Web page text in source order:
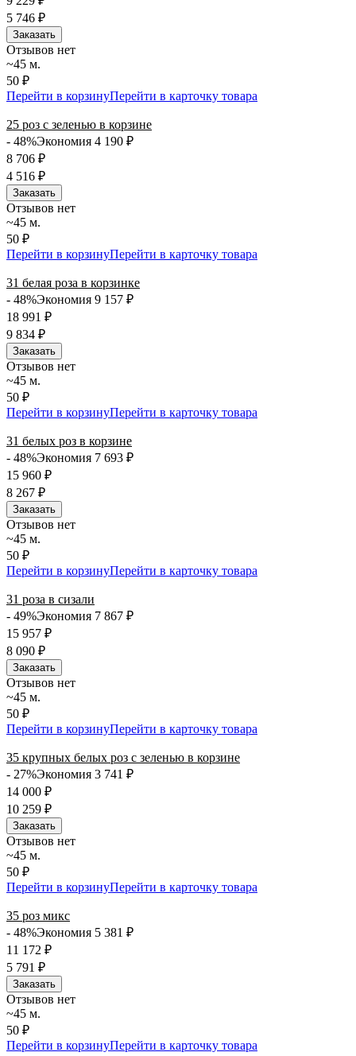
5 746 ₽
Заказать
Отзывов нет
~45 м.
50 ₽
Перейти в корзинуПерейти в карточку товара
25 роз с зеленью в корзине
- 48%Экономия 4 190 ₽
8 706 ₽
4 516 ₽
Заказать
Отзывов нет
~45 м.
50 ₽
Перейти в корзинуПерейти в карточку товара
31 белая роза в корзинке
- 48%Экономия 9 157 ₽
18 991 ₽
9 834 ₽
Заказать
Отзывов нет
~45 м.
50 ₽
Перейти в корзинуПерейти в карточку товара
31 белых роз в корзине
- 48%Экономия 7 693 ₽
15 960 ₽
8 267 ₽
Заказать
Отзывов нет
~45 м.
50 ₽
Перейти в корзинуПерейти в карточку товара
31 роза в сизали
- 49%Экономия 7 867 ₽
15 957 ₽
8 090 ₽
Заказать
Отзывов нет
~45 м.
50 ₽
Перейти в корзинуПерейти в карточку товара
35 крупных белых роз с зеленью в корзине
- 27%Экономия 3 741 ₽
14 000 ₽
10 259 ₽
Заказать
Отзывов нет
~45 м.
50 ₽
Перейти в корзинуПерейти в карточку товара
35 роз микс
- 48%Экономия 5 381 ₽
11 172 ₽
5 791 ₽
Заказать
Отзывов нет
~45 м.
50 ₽
Перейти в корзинуПерейти в карточку товара